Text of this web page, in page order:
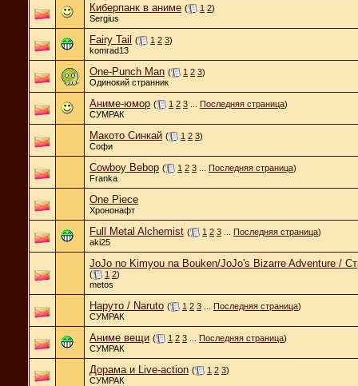
Киберпанк в аниме ( 1 2)
Sergius
Fairy Tail ( 1 2 3)
komrad13
One-Punch Man ( 1 2 3)
Одинокий странник
Аниме-юмор ( 1 2 3 Последняя страница)
СУМРАК
Макото Синкай ( 1 2 3)
Софи
Cowboy Bebop ( 1 2 3 Последняя страница)
Franka
One Piece
Хрононафт
Full Metal Alchemist ( 1 2 3 Последняя страница)
aki25
JoJo no Kimyou na Bouken/JoJo's Bizarre Adventure /
( 1 2)
metos
Наруто / Naruto ( 1 2 3 Последняя страница)
СУМРАК
Аниме вещи ( 1 2 3 Последняя страница)
СУМРАК
Дорама и Live-action ( 1 2 3)
СУМРАК